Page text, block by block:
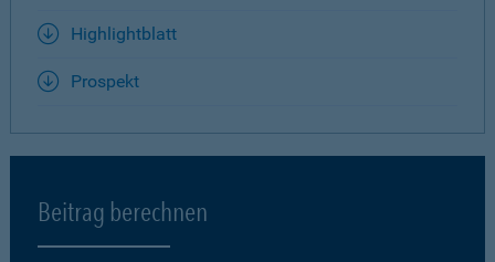
Highlightblatt
Prospekt
Beitrag berechnen